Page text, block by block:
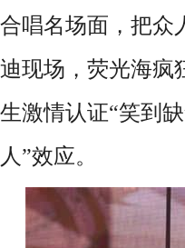
合唱名场面，把众
迪现场，荧光海疯
生激情认证“笑到
人”效应。